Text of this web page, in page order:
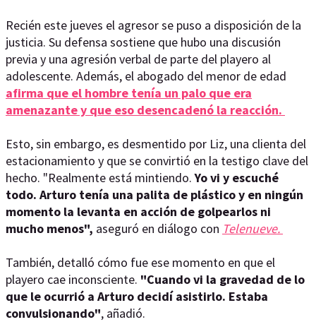
Recién este jueves el agresor se puso a disposición de la
justicia. Su defensa sostiene que hubo una discusión
previa y una agresión verbal de parte del playero al
adolescente. Además, el abogado del menor de edad
afirma que el hombre tenía un palo que era
amenazante y que eso desencadenó la reacción.
Esto, sin embargo, es desmentido por Liz, una clienta del
estacionamiento y que se convirtió en la testigo clave del
hecho. "Realmente está mintiendo.Yo vi y escuché
todo. Arturo tenía una palita de plástico y en ningún
momento la levanta en acción de golpearlos ni
mucho menos", aseguró en diálogo con Telenueve.
También, detalló cómo fue ese momento en que el
playero cae inconsciente. "Cuando vi la gravedad de lo
que le ocurrió a Arturo decidí asistirlo. Estaba
convulsionando", añadió.